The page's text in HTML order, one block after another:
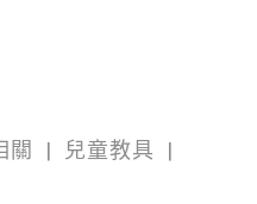
關 | 兒童教具 |